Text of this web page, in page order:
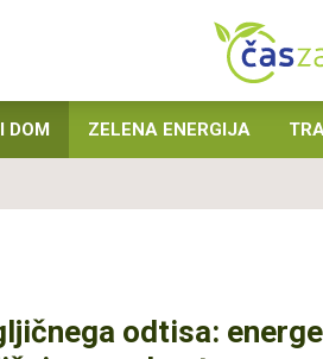
DOM ZELENA ENERGIJA
odtisa: